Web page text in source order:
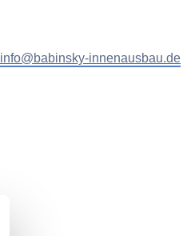
info@babinsky-innenausbau.de